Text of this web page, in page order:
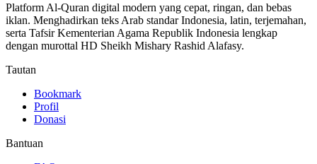
Platform Al-Quran digital modern yang cepat, ringan, dan bebas
iklan. Menghadirkan teks Arab standar Indonesia, latin, terjemahan,
serta Tafsir Kementerian Agama Republik Indonesia lengkap
dengan murottal HD Sheikh Mishary Rashid Alafasy.
Tautan
Bookmark
Profil
Donasi
Bantuan